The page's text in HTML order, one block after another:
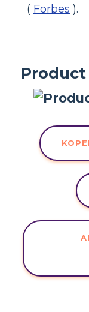
( Forbes ).
Product